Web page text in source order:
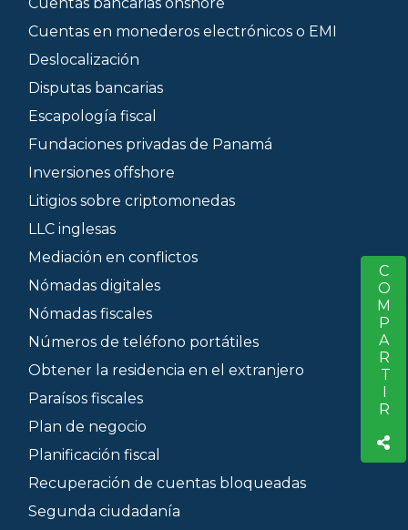
COMPARTIR
Cuentas en monederos electrónicos o EMI
Deslocalización
Disputas bancarias
Escapología fiscal
Fundaciones privadas de Panamá
Inversiones offshore
Litigios sobre criptomonedas
LLC inglesas
Mediación en conflictos
Nómadas digitales
Nómadas fiscales
Números de teléfono portátiles
Obtener la residencia en el extranjero
Paraísos fiscales
Plan de negocio
Planificación fiscal
Recuperación de cuentas bloqueadas
Segunda ciudadanía